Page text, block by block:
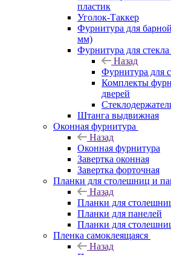
пластик
Уголок-Таккер
Фурнитура для
мм)
Фурнитура для стекла
Назад
Фурнитура для
Комплекты
дверей
Штанга выдвижная
Оконная фурнитура
Назад
Оконная фурнитура
Завертка оконная
Завертка форточная
Планки для столешниц и
Назад
Планки для
Планки для панелей
Планки для
Пленка самоклеящаяся
Назад